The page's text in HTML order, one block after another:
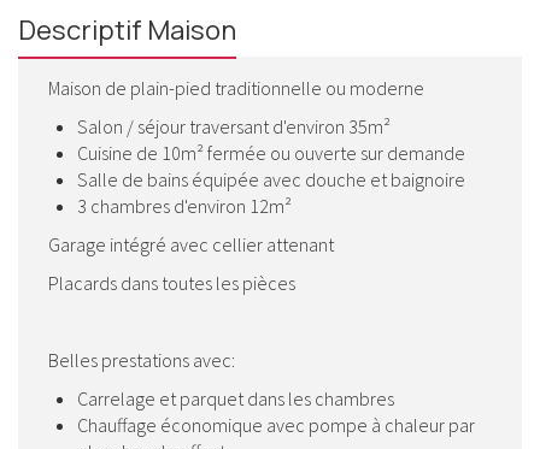
Descriptif Maison
Maison de plain-pied traditionnelle ou moderne
Salon / séjour traversant d'environ 35m²
Cuisine de 10m² fermée ou ouverte sur demande
Salle de bains équipée avec douche et baignoire
3 chambres d'environ 12m²
Garage intégré avec cellier attenant
Placards dans toutes les pièces
Belles prestations avec:
Carrelage et parquet dans les chambres
Chauffage économique avec pompe à chaleur par